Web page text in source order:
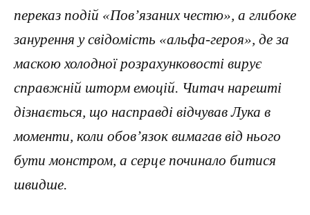
переказ подій «Пов’язаних честю», а глибоке
занурення у свідомість «альфа-героя», де за
маскою холодної розрахунковості вирує
справжній шторм емоцій. Читач нарешті
дізнається, що насправді відчував Лука в
моменти, коли обов’язок вимагав від нього
бути монстром, а серце починало битися
швидше.